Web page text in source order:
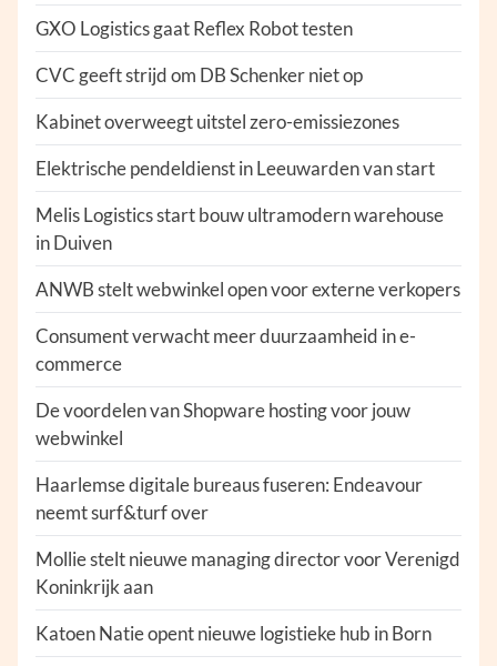
GXO Logistics gaat Reflex Robot testen
CVC geeft strijd om DB Schenker niet op
Kabinet overweegt uitstel zero-emissiezones
Elektrische pendeldienst in Leeuwarden van start
Melis Logistics start bouw ultramodern warehouse
in Duiven
ANWB stelt webwinkel open voor externe verkopers
Consument verwacht meer duurzaamheid in e-
commerce
De voordelen van Shopware hosting voor jouw
webwinkel
Haarlemse digitale bureaus fuseren: Endeavour
neemt surf&turf over
Mollie stelt nieuwe managing director voor Verenigd
Koninkrijk aan
Katoen Natie opent nieuwe logistieke hub in Born